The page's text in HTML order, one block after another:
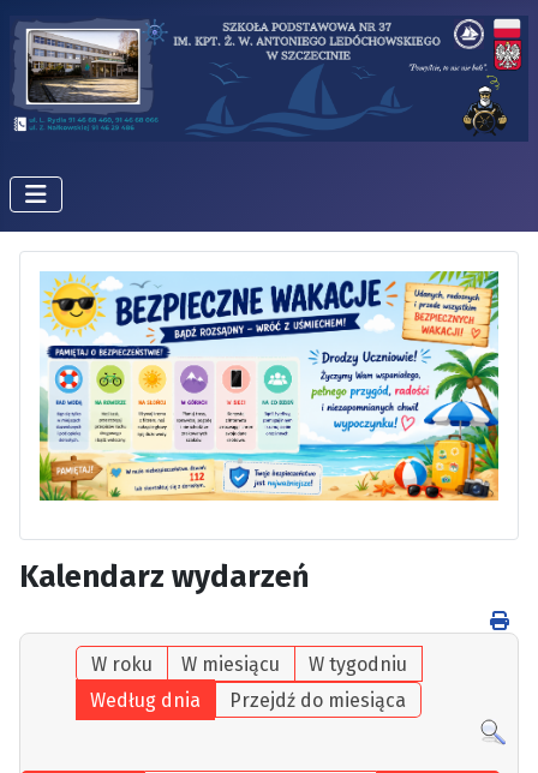
Kalendarz wydarzeń
W roku W miesiącu
W tygodniu
Według dnia
Przejdź do miesiąca